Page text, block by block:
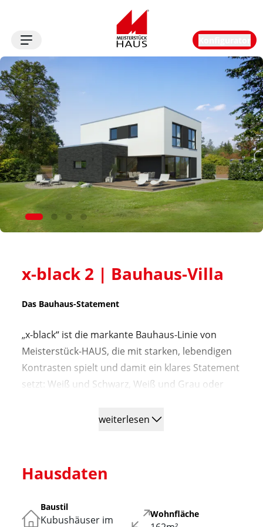
Logo
x-black 2 | Bauhaus-Villa
Das Bauhaus-Statement
„x-black“ ist die markante Bauhaus-Linie von
Meisterstück-HAUS, die mit starken, lebendigen
Kontrasten spielt und damit ein klares Statement
setzt: Weiß und Schwarz, Weiß und Grau oder
zweifarbigen Fassadenelemente entscheidet
black 2 exklusiven Wohnkomfort für Familien mit
Wohnzimmer, Esszimmer und Küche einen
weiterlesen
Hausdaten
Baustil
Kubushäuser im
Wohnfläche